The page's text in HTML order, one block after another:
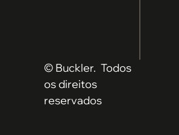
© Buckler. Todos
os direitos
reservados